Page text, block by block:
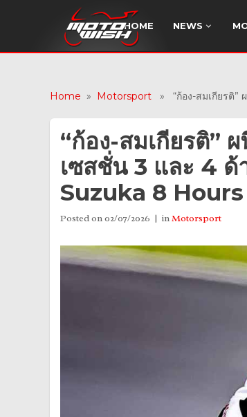
HOME NEWS
Home » Motorsport » “ก้อง-สมเกียรติ”
“ก้อง-สมเกียรติ”
เซสชั่น 3 และ 4 ด้
Suzuka 8 Hours
Posted on02/07/2026 inMotorsport